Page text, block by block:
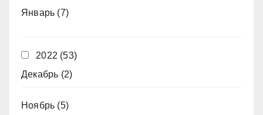
Январь (7)
2022 (53)
Декабрь (2)
Ноябрь (5)